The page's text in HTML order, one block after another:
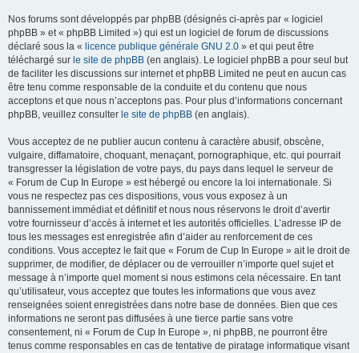
Nos forums sont développés par phpBB (désignés ci-après par « logiciel
phpBB » et « phpBB Limited ») qui est un logiciel de forum de discussions
déclaré sous la « licence publique générale GNU 2.0 » et qui peut être
téléchargé sur le site de phpBB (en anglais). Le logiciel phpBB a pour seul but
de faciliter les discussions sur internet et phpBB Limited ne peut en aucun cas
être tenu comme responsable de la conduite et du contenu que nous
acceptons et que nous n’acceptons pas. Pour plus d’informations concernant
phpBB, veuillez consulter le site de phpBB (en anglais).
Vous acceptez de ne publier aucun contenu à caractère abusif, obscène,
vulgaire, diffamatoire, choquant, menaçant, pornographique, etc. qui pourrait
transgresser la législation de votre pays, du pays dans lequel le serveur de
« Forum de Cup In Europe » est hébergé ou encore la loi internationale. Si
vous ne respectez pas ces dispositions, vous vous exposez à un
bannissement immédiat et définitif et nous nous réservons le droit d’avertir
votre fournisseur d’accès à internet et les autorités officielles. L’adresse IP de
tous les messages est enregistrée afin d’aider au renforcement de ces
conditions. Vous acceptez le fait que « Forum de Cup In Europe » ait le droit de
supprimer, de modifier, de déplacer ou de verrouiller n’importe quel sujet et
message à n’importe quel moment si nous estimons cela nécessaire. En tant
qu’utilisateur, vous acceptez que toutes les informations que vous avez
renseignées soient enregistrées dans notre base de données. Bien que ces
informations ne seront pas diffusées à une tierce partie sans votre
consentement, ni « Forum de Cup In Europe », ni phpBB, ne pourront être
tenus comme responsables en cas de tentative de piratage informatique visant